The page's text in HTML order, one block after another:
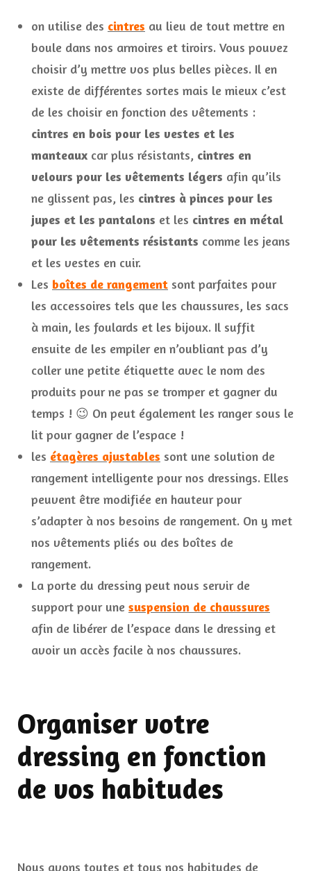
on utilise des cintres au lieu de tout mettre en
boule dans nos armoires et tiroirs. Vous pouvez
choisir d’y mettre vos plus belles pièces. Il en
existe de différentes sortes mais le mieux c’est
de les choisir en fonction des vêtements :
cintres en bois pour les vestes et les
manteaux car plus résistants, cintres en
velours pour les vêtements légers afin qu’ils
ne glissent pas, les cintres à pinces pour les
jupes et les pantalons et les cintres en métal
pour les vêtements résistants comme les jeans
et les vestes en cuir.
Les boîtes de rangement sont parfaites pour
les accessoires tels que les chaussures, les sacs
à main, les foulards et les bijoux. Il suffit
ensuite de les empiler en n’oubliant pas d’y
coller une petite étiquette avec le nom des
produits pour ne pas se tromper et gagner du
temps ! 😉 On peut également les ranger sous le
lit pour gagner de l’espace !
les étagères ajustables sont une solution de
rangement intelligente pour nos dressings. Elles
peuvent être modifiée en hauteur pour
s’adapter à nos besoins de rangement. On y met
nos vêtements pliés ou des boîtes de
rangement.
La porte du dressing peut nous servir de
support pour une suspension de chaussures
afin de libérer de l’espace dans le dressing et
avoir un accès facile à nos chaussures.
Organiser votre
dressing en fonction
de vos habitudes
Nous avons toutes et tous nos habitudes de